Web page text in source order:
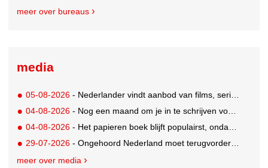
meer over bureaus
media
05-08-2026 - Nederlander vindt aanbod van films, series en sport vaak versnipperd
04-08-2026 - Nog een maand om je in te schrijven voor de Mercurs 2026
04-08-2026 - Het papieren boek blijft populairst, ondanks digitale alternatieven
29-07-2026 - Ongehoord Nederland moet terugvordering betalen aan Commissariaat voor de Media
meer over media